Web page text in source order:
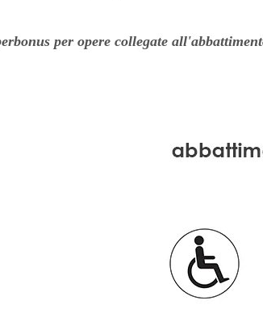
per opere collegate